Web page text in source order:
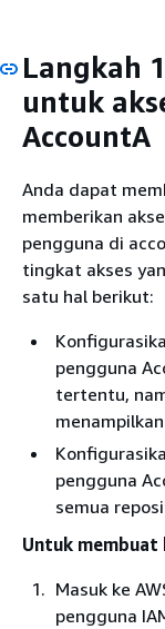
Langkah
untuk
AccountA
Anda dapat
memberikan
pengguna di
tingkat akses
satu hal berikut:
pengguna
tertentu,
pengguna
semua
Untuk
Masuk ke
pengguna